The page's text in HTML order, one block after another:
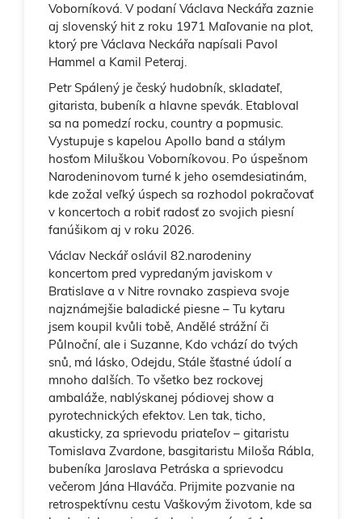
Voborníková. V podaní Václava Neckářa zaznie
aj slovenský hit z roku 1971 Maľovanie na plot,
ktorý pre Václava Neckářa napísali Pavol
Hammel a Kamil Peteraj.
Petr Spálený je český hudobník, skladateľ,
gitarista, bubeník a hlavne spevák. Etabloval
sa na pomedzí rocku, country a popmusic.
Vystupuje s kapelou Apollo band a stálym
hosťom Miluškou Voborníkovou. Po úspešnom
Narodeninovom turné k jeho osemdesiatinám,
kde zožal veľký úspech sa rozhodol pokračovať
v koncertoch a robiť radosť zo svojich piesní
fanúšikom aj v roku 2026.
Václav Neckář oslávil 82.narodeniny
koncertom pred vypredaným javiskom v
Bratislave a v Nitre rovnako zaspieva svoje
najznámejšie baladické piesne – Tu kytaru
jsem koupil kvůli tobě, Andělé strážní či
Půlnoční, ale i Suzanne, Kdo vchází do tvých
snů, má lásko, Odejdu, Stále šťastné údolí a
mnoho dalších. To všetko bez rockovej
ambaláže, nablýskanej pódiovej show a
pyrotechnických efektov. Len tak, ticho,
akusticky, za sprievodu priateľov – gitaristu
Tomislava Zvardone, basgitaristu Miloša Rábla,
bubeníka Jaroslava Petráska a sprievodcu
večerom Jána Hlaváča. Prijmite pozvanie na
retrospektívnu cestu Vaškovým životom, kde sa